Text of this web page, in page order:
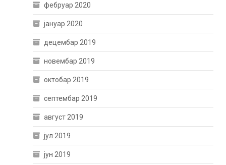
фебруар 2020
јануар 2020
децембар 2019
новембар 2019
октобар 2019
септембар 2019
август 2019
јул 2019
јун 2019